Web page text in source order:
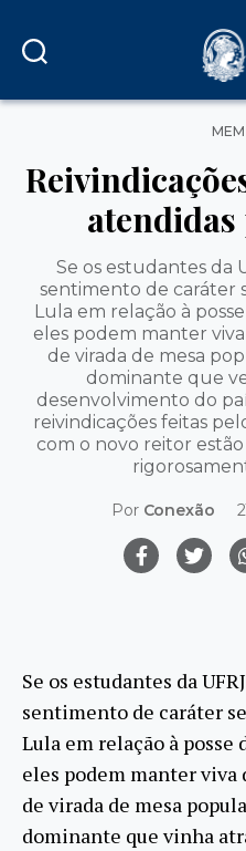
Se os estudantes da
sentimento de caráter
Lula em relação à
eles podem manter
de virada de mesa
dominante que
desenvolvimento do
reivindicações feitas
com o novo reitor
Por Conexão
Se os estudantes da
sentimento de caráter
Lula em relação à
eles podem manter viva
de virada de mesa
dominante que vinha